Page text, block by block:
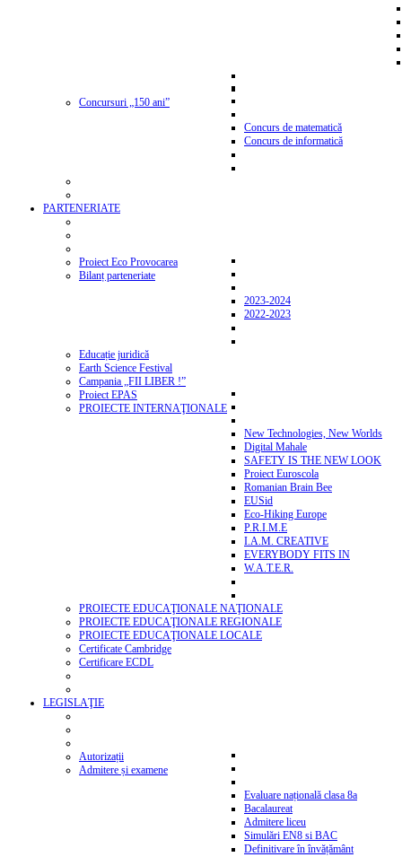
Concursuri „150 ani”
Concurs de matematică
Concurs de informatică
PARTENERIATE
Proiect Eco Provocarea
Bilanț parteneriate
2023-2024
2022-2023
Educație juridică
Earth Science Festival
Campania „FII LIBER !”
Proiect EPAS
PROIECTE INTERNAŢIONALE
New Technologies, New Worlds
Digital Mahale
SAFETY IS THE NEW LOOK
Proiect Euroscola
Romanian Brain Bee
EUSid
Eco-Hiking Europe
P.R.I.M.E
I.A.M. CREATIVE
EVERYBODY FITS IN
W.A.T.E.R.
PROIECTE EDUCAŢIONALE NAŢIONALE
PROIECTE EDUCAŢIONALE REGIONALE
PROIECTE EDUCAŢIONALE LOCALE
Certificate Cambridge
Certificare ECDL
LEGISLAŢIE
Autorizații
Admitere și examene
Evaluare națională clasa 8a
Bacalaureat
Admitere liceu
Simulări EN8 si BAC
Definitivare în învățământ